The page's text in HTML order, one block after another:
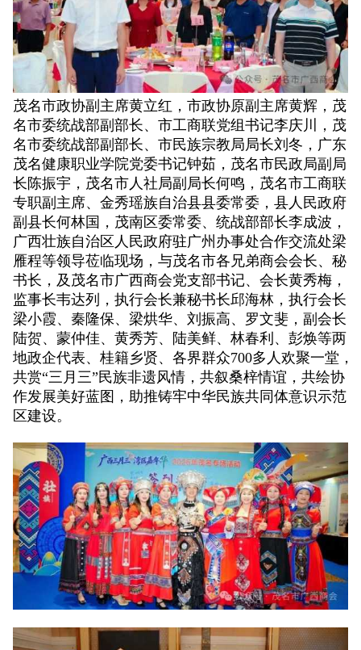
茂名市政协副主席黄立红，市政协原副主席黄辉，茂
名市委统战部副部长、市工商联党组书记李庆川，茂
名市委统战部副部长、市民族宗教局局长刘冬，广东
茂名健康职业学院党委书记钟茹，茂名市民政局副局
长陈振宇，茂名市人社局副局长何鸣，茂名市工商联
专职副主席、金秀瑶族自治县县委常委，县人民政府
副县长何林国，茂南区委常委、统战部部长李成波，
广西壮族自治区人民政府驻广州办事处合作交流处梁
雁程等领导莅临现场，与茂名市各兄弟商会会长、秘
书长，及茂名市广西商会党支部书记、会长黄秀梅，
监事长韦达列，执行会长兼秘书长邱海林，执行会长
梁小霞、秦隆保、梁烘华、刘振高、罗文斐，副会长
陆贺、蒙仲佳、黄秀芳、陆美鲜、林春利、彭焕等两
地政企代表、桂籍乡贤、各界群众700多人欢聚一堂，
共赏“三月三”民族非遗风情，共叙桑梓情谊，共绘协
作发展美好蓝图，助推铸牢中华民族共同体意识示范
区建设。